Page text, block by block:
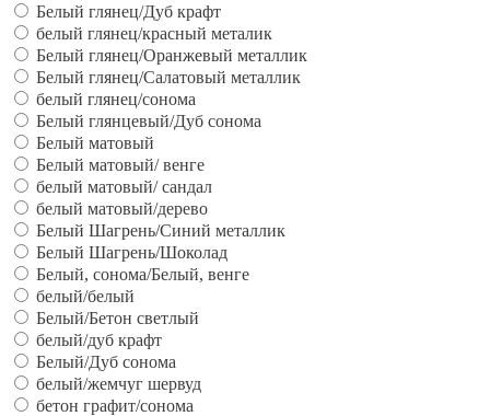
Белый глянец/Дуб крафт
белый глянец/красный металик
Белый глянец/Оранжевый металлик
Белый глянец/Салатовый металлик
белый глянец/сонома
Белый глянцевый/Дуб сонома
Белый матовый
Белый матовый/ венге
белый матовый/ сандал
белый матовый/дерево
Белый Шагрень/Синий металлик
Белый Шагрень/Шоколад
Белый, сонома/Белый, венге
белый/белый
Белый/Бетон светлый
белый/дуб крафт
Белый/Дуб сонома
белый/жемчуг шервуд
бетон графит/сонома